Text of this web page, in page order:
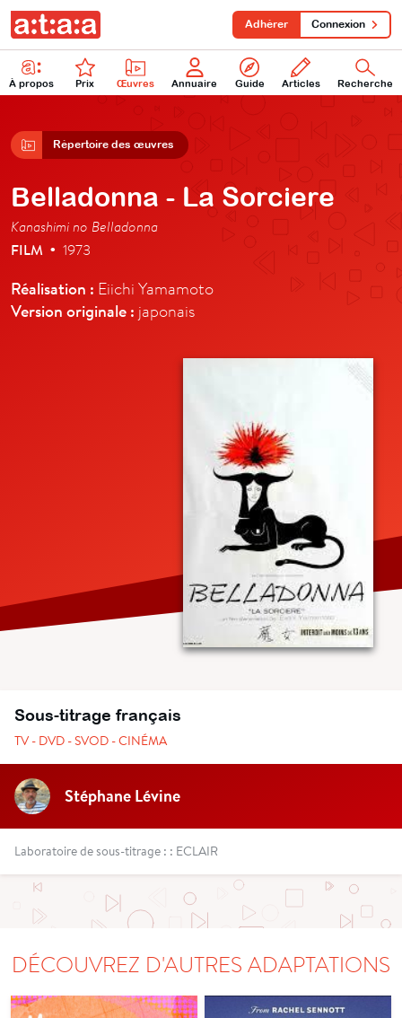
À propos Prix Œuvres Annuaire Guide Articles Recherche
Adhérer Connexion
Répertoire des œuvres
Belladonna - La Sorciere
Kanashimi no Belladonna
FILM • 1973
Réalisation : Eiichi Yamamoto
Version originale : japonais
Sous-titrage français
TV - DVD - SVOD - CINÉMA
Stéphane Lévine
Laboratoire de sous-titrage : : ECLAIR
DÉCOUVREZ D'AUTRES ADAPTATIONS